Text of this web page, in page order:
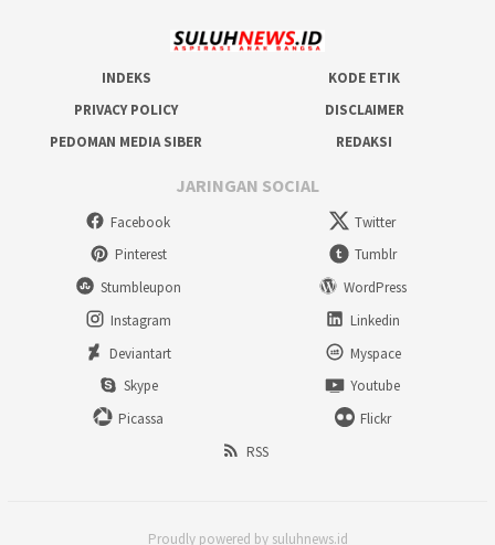
INDEKS
KODE ETIK
PRIVACY POLICY
DISCLAIMER
PEDOMAN MEDIA SIBER
REDAKSI
JARINGAN SOCIAL
Facebook
Twitter
Pinterest
Tumblr
Stumbleupon
WordPress
Instagram
Linkedin
Deviantart
Myspace
Skype
Youtube
Picassa
Flickr
RSS
Proudly powered by suluhnews.id